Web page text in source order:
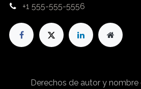
+1 555-555-5556
Derechos de autor y